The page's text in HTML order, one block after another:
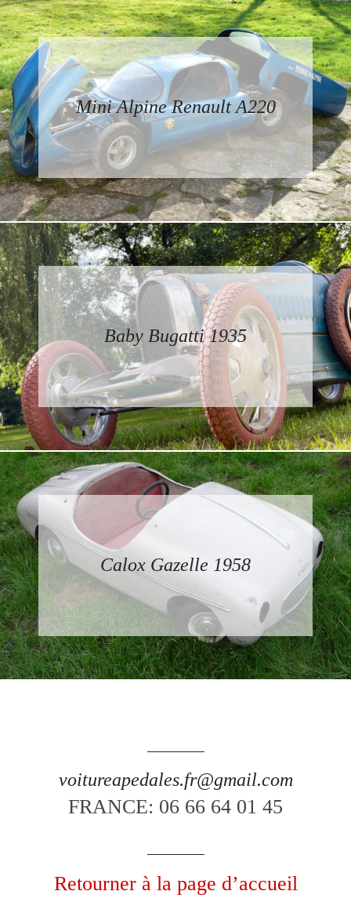
Mini Alpine Renault A220
Baby Bugatti 1935
Calox Gazelle 1958
voitureapedales.fr@gmail.com
FRANCE: 06 66 64 01 45
Retourner à la page d’accueil